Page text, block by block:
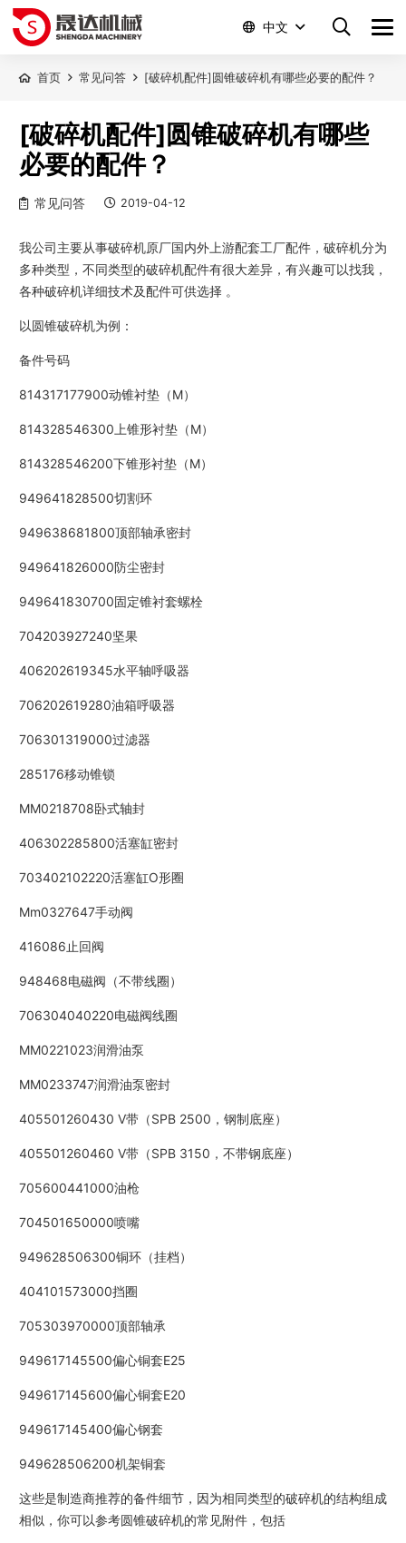
中文
首页 常见问答 [破碎机配件]圆锥破碎机有哪些必要的配件？
[破碎机配件]圆锥破碎机有哪些
必要的配件？
常见问答 2019-04-12
我公司主要从事破碎机原厂国内外上游配套工厂配件，破碎机分为
多种类型，不同类型的破碎机配件有很大差异，有兴趣可以找我，
各种破碎机详细技术及配件可供选择 。
以圆锥破碎机为例：
备件号码
814317177900动锥衬垫（M）
814328546300上锥形衬垫（M）
814328546200下锥形衬垫（M）
949641828500切割环
949638681800顶部轴承密封
949641826000防尘密封
949641830700固定锥衬套螺栓
704203927240坚果
406202619345水平轴呼吸器
706202619280油箱呼吸器
706301319000过滤器
285176移动锥锁
MM0218708卧式轴封
406302285800活塞缸密封
703402102220活塞缸O形圈
Mm0327647手动阀
416086止回阀
948468电磁阀（不带线圈）
706304040220电磁阀线圈
MM0221023润滑油泵
MM0233747润滑油泵密封
405501260430 V带（SPB 2500，钢制底座）
405501260460 V带（SPB 3150，不带钢底座）
705600441000油枪
704501650000喷嘴
949628506300铜环（挂档）
404101573000挡圈
705303970000顶部轴承
949617145500偏心铜套E25
949617145600偏心铜套E20
949617145400偏心钢套
949628506200机架铜套
这些是制造商推荐的备件细节，因为相同类型的破碎机的结构组成
相似，你可以参考圆锥破碎机的常见附件，包括